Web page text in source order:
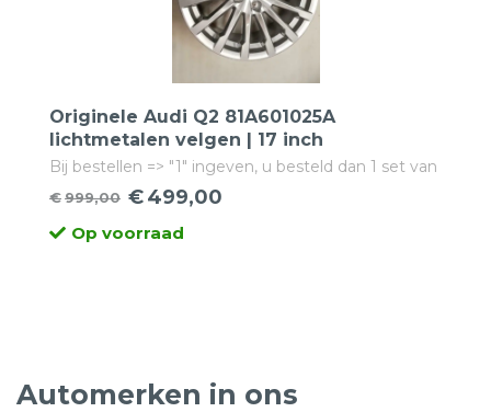
Originele Audi Q2 81A601025A
lichtmetalen velgen | 17 inch
Bij bestellen => "1" ingeven, u besteld dan 1 set van
4 velgen!
€999,00
Oorspronkelijke
prijs
€499,00
Huidige
prijsOp voorraad
Automerken in ons